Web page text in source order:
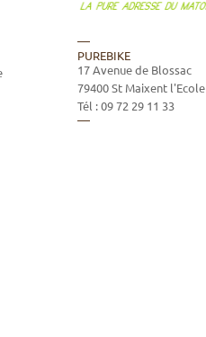
PUREBIKE
17 Avenue de Blossac
79400St Maixent l'Ecole
Tél :09 72 29 11 33